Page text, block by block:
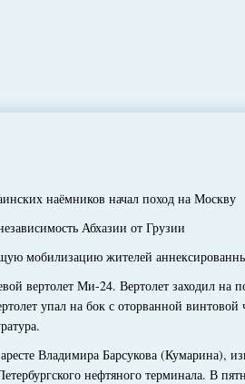
наёмников начал поход на Москву
Абхазии от Грузии
мобилизацию жителей
вертолет Ми-24. Вертолет заходил на
упал на бок с оторванной
Владимира Барсукова (Кумарина),
нефтяного терминала. В